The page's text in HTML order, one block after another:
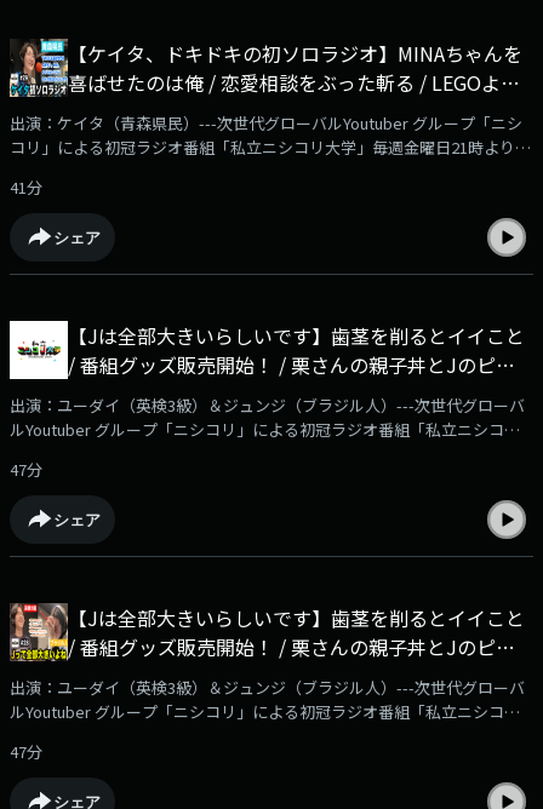
_J8w__zk_gDtSw/joinYoutubeチャンネル『ニシコリ の吹き替え』にて、
番組メンバーシップを開始！番組本編の映像付き動画やアフタートークを
毎週2本更新予定。ぜひご登録をよろしくお願いいたします！※ブラウザ
入できますので、SafariやChrome、PC等からご確認ください---
【ケイタ、ドキドキの初ソロラジオ】MINAちゃんを
喜ばせたのは俺 / 恋愛相談をぶった斬る / LEGOより
LaQ派 / ひとり回、もういいかも ・・他 - #29 私立ニ
シコリ大学
出演：ケイタ（青森県民）---次世代グローバルYoutuber グループ「ニシ
コリ」による初冠ラジオ番組「私立ニシコリ大学」毎週金曜日21時より音
替え」（YouTube）、Spotify、Amazon Music、Apple Podcast、radiko
podcastにて配信スタート！✅詳細はこちらの動画をチェック！
https://www.youtube.com/watch?v=Ndzr5uZEjlI✅番組メンバーシップは
こちらから！https://www.youtube.com/channel/UCjZXoHBH-
番組メンバーシップを開始！番組本編の映像付き動画やアフタートークを
毎週2本更新予定。ぜひご登録をよろしくお願いいたします！※ブラウザ
よりご登録いただいた場合、月額490円となります！ アプリよりお安く加
41分
シェア
【Jは全部大きいらしいです】歯茎を削るとイイこと
/ 番組グッズ販売開始！ / 栗さんの親子丼とJのピッ
カーニャ / この人自転車乗れません ・・他 - #28 私立
ニシコリ大学
出演：ユーダイ（英検3級）＆ジュンジ（ブラジル人）---次世代グローバ
ルYoutuber グループ「ニシコリ」による初冠ラジオ番組「私立ニシコリ
チャンネル「ニシコリの吹き替え」（YouTube）、Spotify、Amazon
Music、Apple Podcast、radiko podcastにて配信スタート！✅詳細はこち
らの動画をチェック！https://www.youtube.com/watch?v=Ndzr5uZEjlI✅
番組メンバーシップはこちらから！
_J8w__zk_gDtSw/joinYoutubeチャンネル『ニシコリ の吹き替え』にて、
番組メンバーシップを開始！番組本編の映像付き動画やアフタートークを
毎週2本更新予定。ぜひご登録をよろしくお願いいたします！※ブラウザ
入できますので、SafariやChrome、PC等からご確認ください
47分
シェア
【Jは全部大きいらしいです】歯茎を削るとイイこと
/ 番組グッズ販売開始！ / 栗さんの親子丼とJのピッ
カーニャ / この人自転車乗れません ・・他 - #28 私立
ニシコリ大学
出演：ユーダイ（英検3級）＆ジュンジ（ブラジル人）---次世代グローバ
ルYoutuber グループ「ニシコリ」による初冠ラジオ番組「私立ニシコリ
チャンネル「ニシコリの吹き替え」（YouTube）、Spotify、Amazon
Music、Apple Podcast、radiko podcastにて配信スタート！✅詳細はこち
47分
シェア